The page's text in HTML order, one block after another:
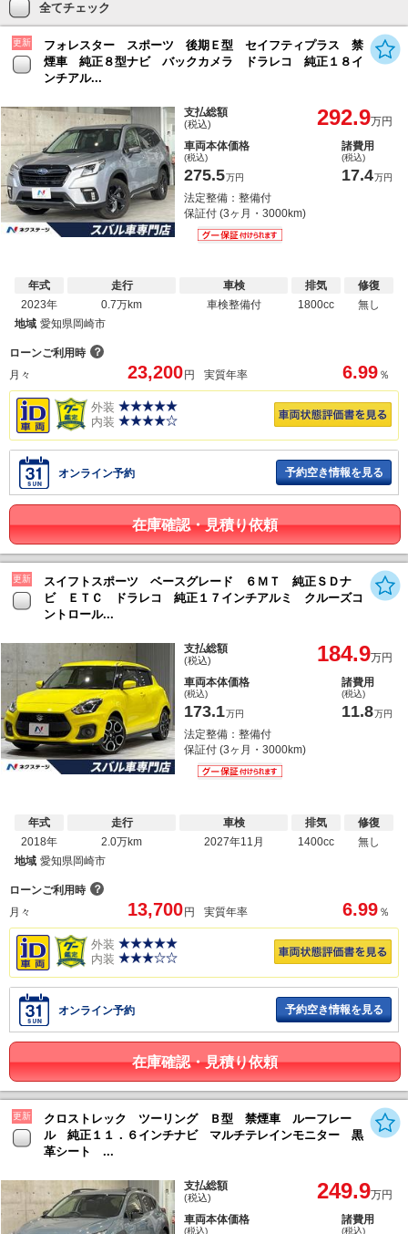
全てチェック
更新
フォレスター スポーツ 後期Ｅ型 セイフティプラス 禁
煙車 純正８型ナビ バックカメラ ドラレコ 純正１８イ
ンチアル...
支払総額
(税込) 292.9万円
車両本体価格
(税込)
275.5万円
諸費用
(税込)
17.4万円
法定整備：整備付
保証付 (3ヶ月・3000km)
年式
2023年
走行
0.7万km
車検
車検整備付
排気
1800cc
修復
無し
地域 愛知県岡崎市
ローンご利用時 ？
月々
23,200 円 実質年率 6.99 ％
外装
内装
オンライン予約 予約空き情報を見る
在庫確認・見積り依頼
更新
スイフトスポーツ ベースグレード ６ＭＴ 純正ＳＤナ
ビ ＥＴＣ ドラレコ 純正１７インチアルミ クルーズコ
ントロール...
支払総額
(税込) 184.9万円
車両本体価格
(税込)
173.1万円
諸費用
(税込)
11.8万円
法定整備：整備付
保証付 (3ヶ月・3000km)
年式
2018年
走行
2.0万km
車検
2027年11月
排気
1400cc
修復
無し
地域 愛知県岡崎市
ローンご利用時 ？
月々
13,700 円 実質年率 6.99 ％
外装
内装
オンライン予約 予約空き情報を見る
在庫確認・見積り依頼
更新
クロストレック ツーリング Ｂ型 禁煙車 ルーフレー
ル 純正１１．６インチナビ マルチテレインモニター 黒
革シート ...
支払総額
(税込) 249.9万円
車両本体価格
(税込)
諸費用
(税込)